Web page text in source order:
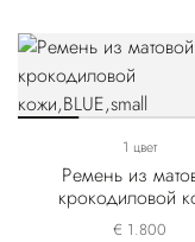
1 цвет
Ремень из
крокодиловой
€ 1.800